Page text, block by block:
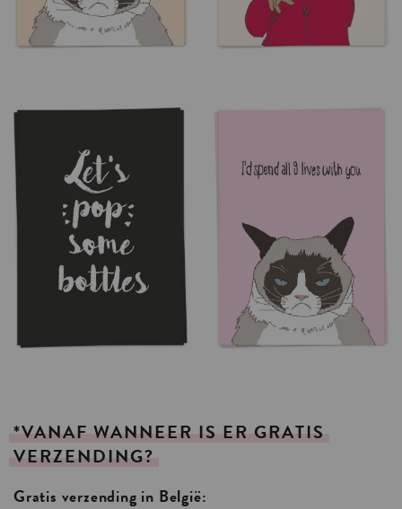
*VANAF WANNEER IS ER GRATIS
VERZENDING?
Gratis verzending in België: